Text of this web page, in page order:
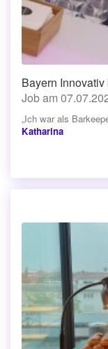
Bayern
Job am
„Ich war als
Katharina